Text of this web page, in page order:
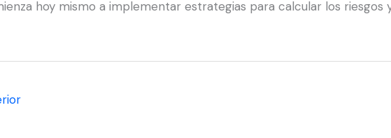
hoy mismo a implementar estrategias para calcular los